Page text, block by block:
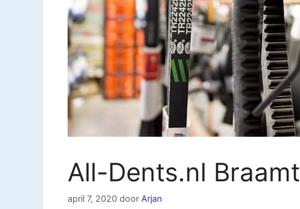
All-Dents.nl Braamt
april 7, 2020 door Arjan